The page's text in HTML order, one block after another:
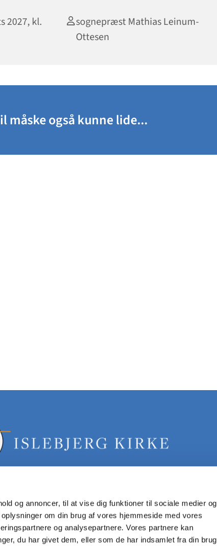
og annoncer, til at vise dig funktioner til sociale medier og
om din brug af vores hjemmeside med vores
og analysepartnere. Vores partnere kan
du har givet dem, eller som de har indsamlet fra din brug
2027, kl.
sognepræst Mathias Leinum-
Ottesen
måske også kunne lide...
tlf: 40358061